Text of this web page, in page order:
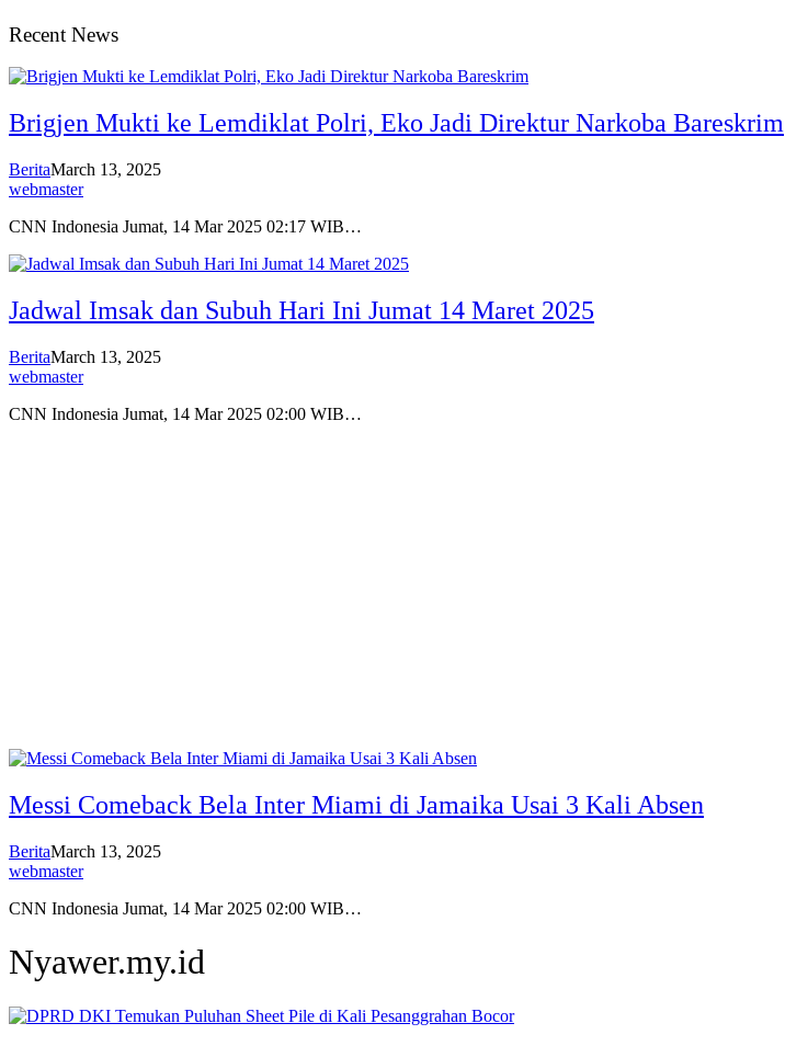
Recent News
Brigjen Mukti ke Lemdiklat Polri, Eko Jadi Direktur Narkoba Bareskrim
BeritaMarch 13, 2025
webmaster
CNN Indonesia Jumat, 14 Mar 2025 02:17 WIB…
Jadwal Imsak dan Subuh Hari Ini Jumat 14 Maret 2025
BeritaMarch 13, 2025
webmaster
CNN Indonesia Jumat, 14 Mar 2025 02:00 WIB…
Messi Comeback Bela Inter Miami di Jamaika Usai 3 Kali Absen
BeritaMarch 13, 2025
webmaster
CNN Indonesia Jumat, 14 Mar 2025 02:00 WIB…
Nyawer.my.id